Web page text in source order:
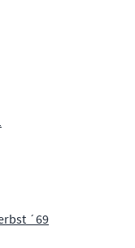
´69